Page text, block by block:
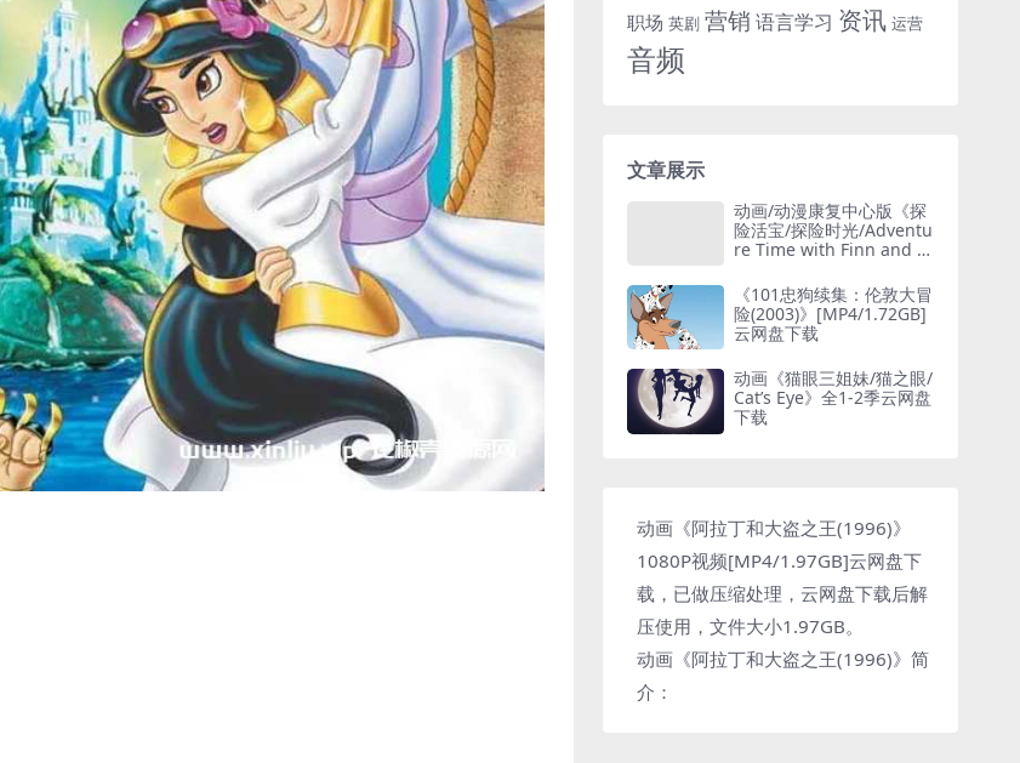
职场 英剧 营销 语言学习 资讯 运营
音频
文章展示
动画/动漫康复中心版《探
险活宝/探险时光/Adventu
re Time with Finn and Ja
高清电影视频合集英语中
字[MP4/24.29GB]云网盘
下载
《101忠狗续集：伦敦大冒
险(2003)》[MP4/1.72GB]
云网盘下载
动画《猫眼三姐妹/猫之眼/
Cat’s Eye》全1-2季云网盘
下载
动画《阿拉丁和大盗之王(1996)》
1080P视频[MP4/1.97GB]云网盘下
载，已做压缩处理，云网盘下载后解
压使用，文件大小1.97GB。
动画《阿拉丁和大盗之王(1996)》简
介：